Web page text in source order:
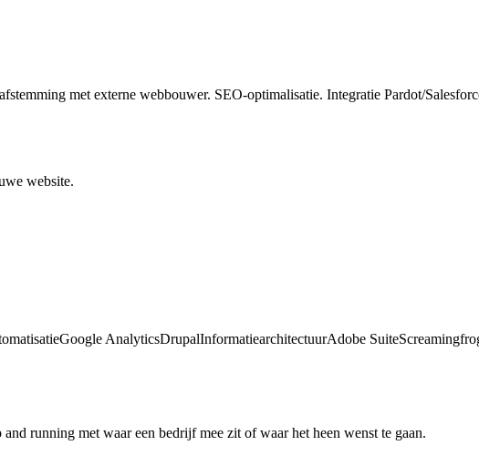
met externe webbouwer. SEO-optimalisatie. Integratie Pardot/
website.
Google AnalyticsDrupalInformatiearchitectuurAdobe Suite
running met waar een bedrijf mee zit of waar het heen wenst te gaan.